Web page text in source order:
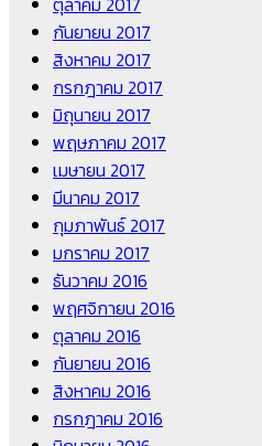
กันยายน 2017
สิงหาคม 2017
กรกฎาคม 2017
มิถุนายน 2017
พฤษภาคม 2017
เมษายน 2017
มีนาคม 2017
กุมภาพันธ์ 2017
มกราคม 2017
ธันวาคม 2016
พฤศจิกายน 2016
ตุลาคม 2016
กันยายน 2016
สิงหาคม 2016
กรกฎาคม 2016